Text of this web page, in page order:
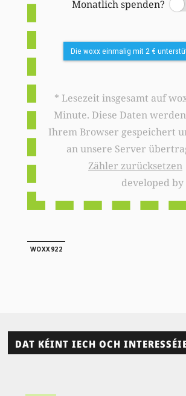
Monatlich spenden?
Switch
Die woxx einmalig mit 2 €
* Lesezeit insgesamt auf
Minute. Diese Daten
Ihrem Browser gespeichert
an unsere Server
Zähler zurücksetzen
developed by
WOXX922
DAT KÉINT IECH OCH